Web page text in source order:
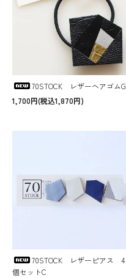
70STOCK レザーヘアゴムG
1,700円(税込1,870円)
70STOCK レザーピアス 4
個セットC